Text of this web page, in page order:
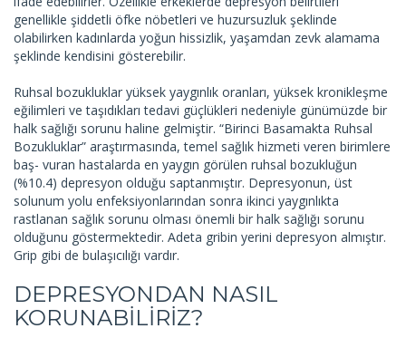
genellikle şiddetli öfke nöbetleri ve huzursuzluk şeklinde
olabilirken kadınlarda yoğun hissizlik, yaşamdan zevk alamama
şeklinde kendisini gösterebilir.
Ruhsal bozukluklar yüksek yaygınlık oranları, yüksek kronikleşme
eğilimleri ve taşıdıkları tedavi güçlükleri nedeniyle günümüzde bir
halk sağlığı sorunu haline gelmiştir. “Birinci Basamakta Ruhsal
Bozukluklar” araştırmasında, temel sağlık hizmeti veren birimlere
baş- vuran hastalarda en yaygın görülen ruhsal bozukluğun
(%10.4) depresyon olduğu saptanmıştır. Depresyonun, üst
solunum yolu enfeksiyonlarından sonra ikinci yaygınlıkta
rastlanan sağlık sorunu olması önemli bir halk sağlığı sorunu
olduğunu göstermektedir. Adeta gribin yerini depresyon almıştır.
Grip gibi de bulaşıcılığı vardır.
DEPRESYONDAN NASIL
KORUNABİLİRİZ?